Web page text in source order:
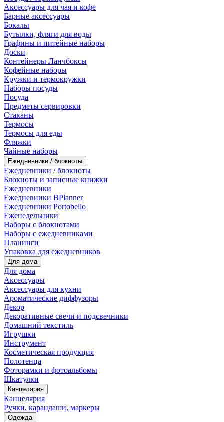
Аксессуары для чая и кофе
Барные аксессуары
Бокалы
Бутылки, фляги для воды
Графины и питейные наборы
Доски
Контейнеры Ланчбоксы
Кофейные наборы
Кружки и термокружки
Наборы посуды
Посуда
Предметы сервировки
Стаканы
Термосы
Термосы для еды
Фляжки
Чайные наборы
Ежедневники / блокноты
Ежедневники / блокноты
Блокноты и записные книжки
Ежедневники
Ежедневники BPlanner
Ежедневники Portobello
Еженедельники
Наборы с блокнотами
Наборы с ежедневниками
Планинги
Упаковка для ежедневников
Для дома
Для дома
Аксессуары
Аксессуары для кухни
Ароматические диффузоры
Декор
Декоративные свечи и подсвечники
Домашний текстиль
Игрушки
Инструмент
Косметическая продукция
Полотенца
Фоторамки и фотоальбомы
Шкатулки
Канцелярия
Канцелярия
Ручки, карандаши, маркеры
Одежда